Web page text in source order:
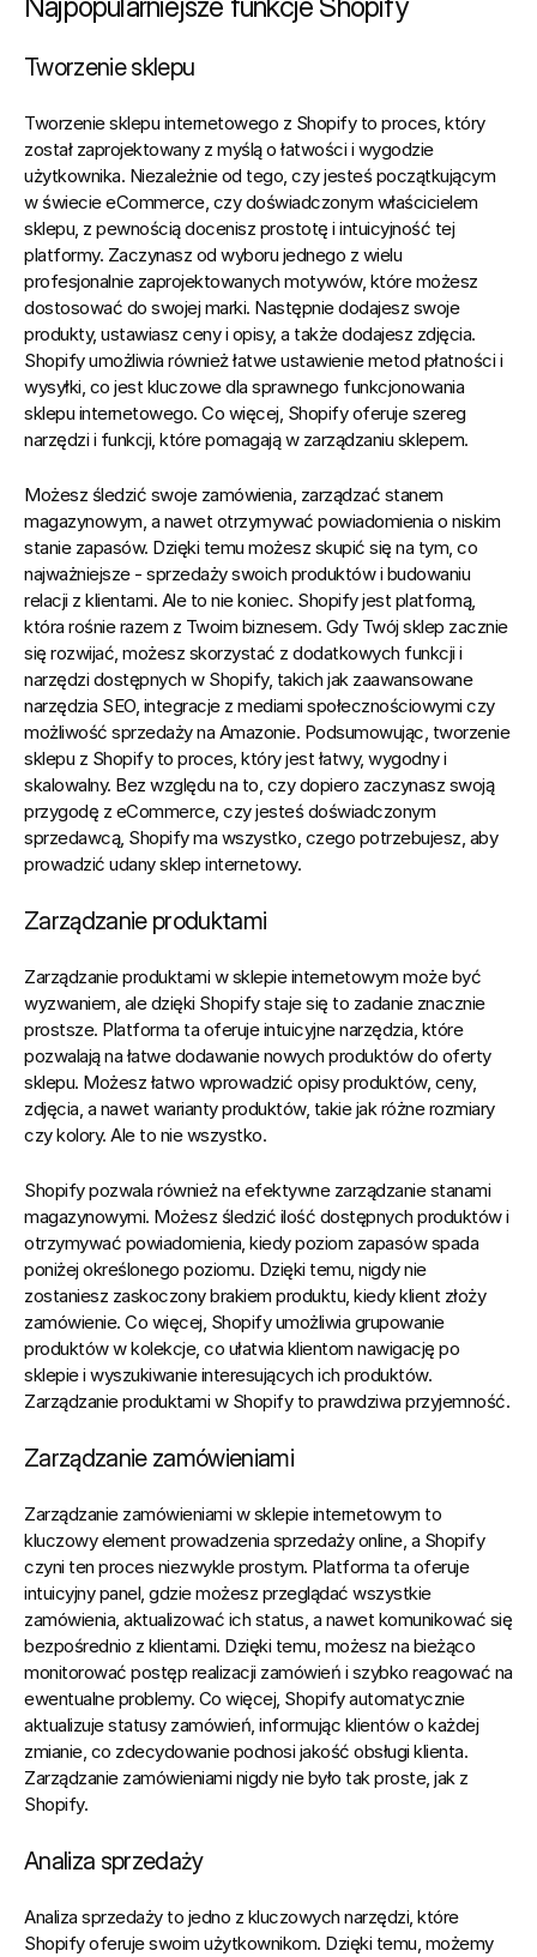
Najpopularniejsze funkcje Shopify
Tworzenie sklepu
Tworzenie sklepu internetowego z Shopify to proces, który
został zaprojektowany z myślą o łatwości i wygodzie
użytkownika. Niezależnie od tego, czy jesteś początkującym
w świecie eCommerce, czy doświadczonym właścicielem
sklepu, z pewnością docenisz prostotę i intuicyjność tej
platformy. Zaczynasz od wyboru jednego z wielu
profesjonalnie zaprojektowanych motywów, które możesz
dostosować do swojej marki. Następnie dodajesz swoje
produkty, ustawiasz ceny i opisy, a także dodajesz zdjęcia.
Shopify umożliwia również łatwe ustawienie metod płatności i
wysyłki, co jest kluczowe dla sprawnego funkcjonowania
sklepu internetowego. Co więcej, Shopify oferuje szereg
narzędzi i funkcji, które pomagają w zarządzaniu sklepem.
Możesz śledzić swoje zamówienia, zarządzać stanem
magazynowym, a nawet otrzymywać powiadomienia o niskim
stanie zapasów. Dzięki temu możesz skupić się na tym, co
najważniejsze - sprzedaży swoich produktów i budowaniu
relacji z klientami. Ale to nie koniec. Shopify jest platformą,
która rośnie razem z Twoim biznesem. Gdy Twój sklep zacznie
się rozwijać, możesz skorzystać z dodatkowych funkcji i
narzędzi dostępnych w Shopify, takich jak zaawansowane
narzędzia SEO, integracje z mediami społecznościowymi czy
możliwość sprzedaży na Amazonie. Podsumowując, tworzenie
sklepu z Shopify to proces, który jest łatwy, wygodny i
skalowalny. Bez względu na to, czy dopiero zaczynasz swoją
przygodę z eCommerce, czy jesteś doświadczonym
sprzedawcą, Shopify ma wszystko, czego potrzebujesz, aby
prowadzić udany sklep internetowy.
Zarządzanie produktami
Zarządzanie produktami w sklepie internetowym może być
wyzwaniem, ale dzięki Shopify staje się to zadanie znacznie
prostsze. Platforma ta oferuje intuicyjne narzędzia, które
pozwalają na łatwe dodawanie nowych produktów do oferty
sklepu. Możesz łatwo wprowadzić opisy produktów, ceny,
zdjęcia, a nawet warianty produktów, takie jak różne rozmiary
czy kolory. Ale to nie wszystko.
Shopify pozwala również na efektywne zarządzanie stanami
magazynowymi. Możesz śledzić ilość dostępnych produktów i
otrzymywać powiadomienia, kiedy poziom zapasów spada
poniżej określonego poziomu. Dzięki temu, nigdy nie
zostaniesz zaskoczony brakiem produktu, kiedy klient złoży
zamówienie. Co więcej, Shopify umożliwia grupowanie
produktów w kolekcje, co ułatwia klientom nawigację po
sklepie i wyszukiwanie interesujących ich produktów.
Zarządzanie produktami w Shopify to prawdziwa przyjemność.
Zarządzanie zamówieniami
Zarządzanie zamówieniami w sklepie internetowym to
kluczowy element prowadzenia sprzedaży online, a Shopify
czyni ten proces niezwykle prostym. Platforma ta oferuje
intuicyjny panel, gdzie możesz przeglądać wszystkie
zamówienia, aktualizować ich status, a nawet komunikować się
bezpośrednio z klientami. Dzięki temu, możesz na bieżąco
monitorować postęp realizacji zamówień i szybko reagować na
ewentualne problemy. Co więcej, Shopify automatycznie
aktualizuje statusy zamówień, informując klientów o każdej
zmianie, co zdecydowanie podnosi jakość obsługi klienta.
Zarządzanie zamówieniami nigdy nie było tak proste, jak z
Shopify.
Analiza sprzedaży
Analiza sprzedaży to jedno z kluczowych narzędzi, które
Shopify oferuje swoim użytkownikom. Dzięki temu, możemy